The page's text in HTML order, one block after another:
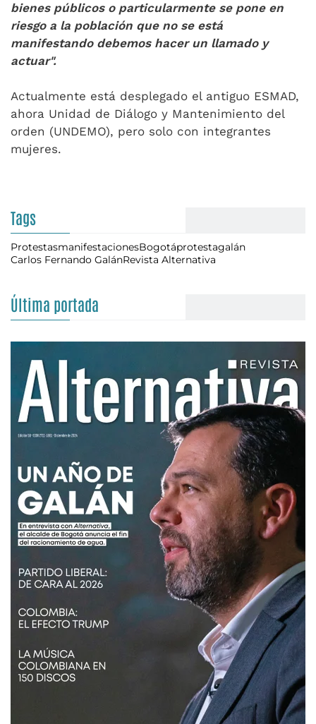
bienes públicos o particularmente se pone en
riesgo a la población que no se está
manifestando debemos hacer un llamado y
actuar".
Actualmente está desplegado el antiguo ESMAD,
ahora Unidad de Diálogo y Mantenimiento del
orden (UNDEMO), pero solo con integrantes
mujeres.
Tags
ProtestasmanifestacionesBogotáprotestagalán
Carlos Fernando GalánRevista Alternativa
Última portada